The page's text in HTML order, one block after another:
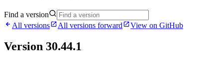
Find a version
All versions
All versions forward View on GitHub
Version 30.44.1